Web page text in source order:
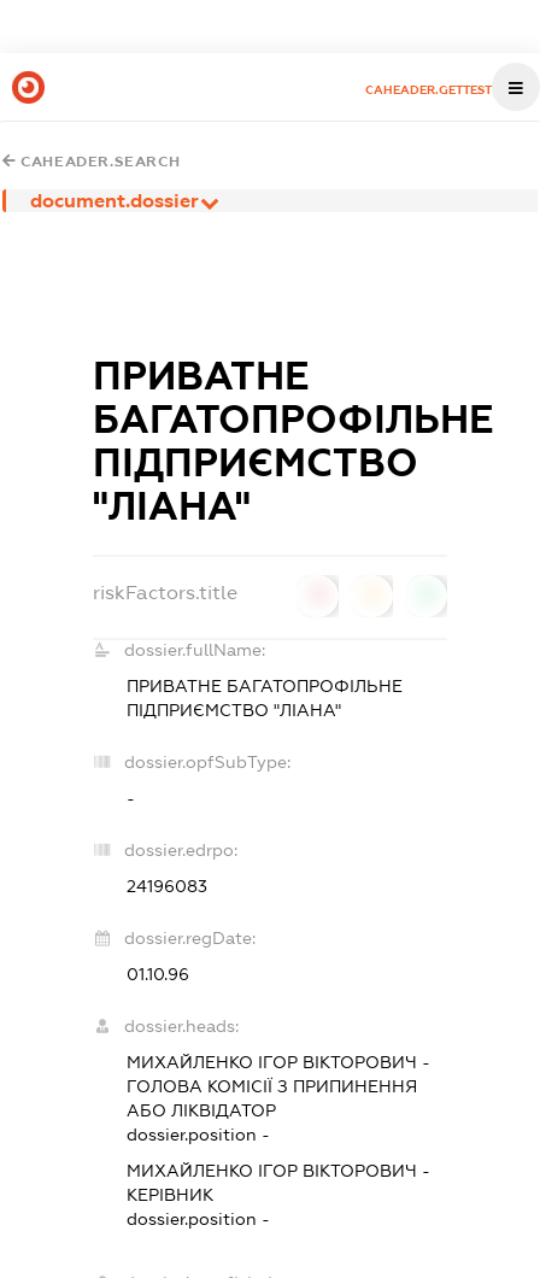
CAHEADER.GETTEST
CAHEADER.SEARCH
document.dossier
ПРИВАТНЕ
БАГАТОПРОФІЛЬНЕ
ПІДПРИЄМСТВО
"ЛІАНА"
riskFactors.title
dossier.fullName:
ПРИВАТНЕ БАГАТОПРОФІЛЬНЕ
ПІДПРИЄМСТВО "ЛІАНА"
dossier.opfSubType:
-
dossier.edrpo:
24196083
dossier.regDate:
01.10.96
dossier.heads:
МИХАЙЛЕНКО ІГОР ВІКТОРОВИЧ -
ГОЛОВА КОМІСІЇ З ПРИПИНЕННЯ
АБО ЛІКВІДАТОР
dossier.position -
МИХАЙЛЕНКО ІГОР ВІКТОРОВИЧ -
КЕРІВНИК
dossier.position -